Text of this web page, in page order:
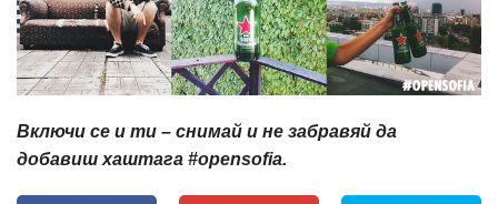
Включи се и ти – снимай и не забравяй да
добавиш хаштага #opensofia.